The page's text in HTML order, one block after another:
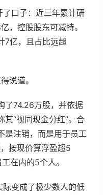
了口子：近三年累计研
，控股股东可减持。
7亿，且占比远超
说道。
了74.26万股，并依据
其“视同现金分红”。合
是注销，而是用于员工
按现价算浮盈超5
在内的5个人。
际变成了极少数人的低